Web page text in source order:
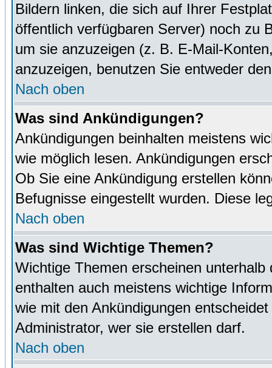
Bildern linken, die sich auf Ihrer
öffentlich verfügbaren Server) noch zu
um sie anzuzeigen (z. B. E-Mail-
anzuzeigen, benutzen Sie entweder
Nach oben
Was sind Ankündigungen?
Ankündigungen beinhalten meistens
wie möglich lesen. Ankündigungen
Ob Sie eine Ankündigung erstellen
Befugnisse eingestellt wurden. Diese
Nach oben
Was sind Wichtige Themen?
Wichtige Themen erscheinen
enthalten auch meistens wichtige
wie mit den Ankündigungen
Administrator, wer sie erstellen darf.
Nach oben